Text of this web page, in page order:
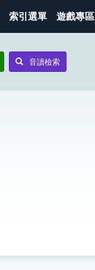
索引選單 遊戲專區
音讀檢索